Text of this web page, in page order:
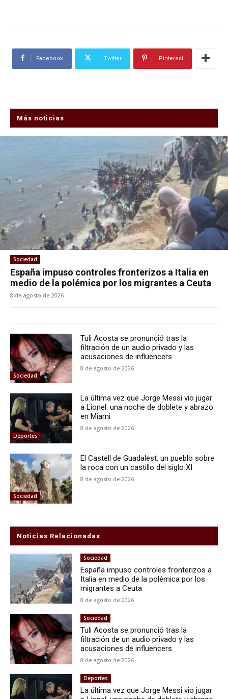
Facebook Twitter Pinterest
Más noticias
Sociedad
España impuso controles fronterizos a Italia en
medio de la polémica por los migrantes a Ceuta
8 de agosto de 2026
Sociedad
Tuli Acosta se pronunció tras la
filtración de un audio privado y las
acusaciones de influencers
8 de agosto de 2026
Deportes
La última vez que Jorge Messi vio jugar
a Lionel: una noche de doblete y abrazo
en Miami
8 de agosto de 2026
Sociedad
El Castell de Guadalest: un pueblo sobre
la roca con un castillo del siglo XI
8 de agosto de 2026
Noticias Relacionadas
Sociedad
España impuso controles fronterizos a
Italia en medio de la polémica por los
migrantes a Ceuta
8 de agosto de 2026
Sociedad
Tuli Acosta se pronunció tras la
filtración de un audio privado y las
acusaciones de influencers
8 de agosto de 2026
Deportes
La última vez que Jorge Messi vio jugar